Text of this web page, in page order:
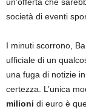
società di eventi
I minuti scorrono,
ufficiale di un
una fuga di notizie
certezza. L’unica
milioni di euro è